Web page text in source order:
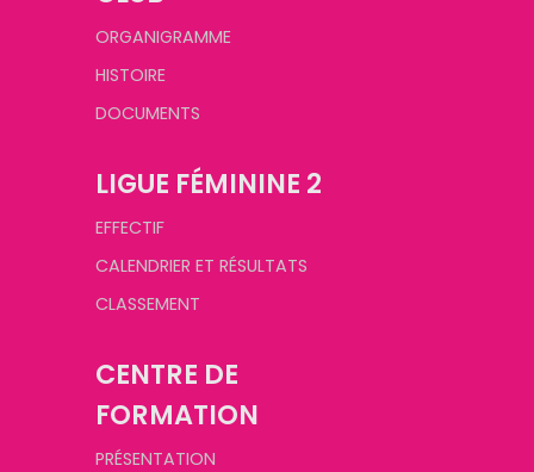
ORGANIGRAMME
HISTOIRE
DOCUMENTS
LIGUE FÉMININE 2
EFFECTIF
CALENDRIER ET RÉSULTATS
CLASSEMENT
CENTRE DE
FORMATION
PRÉSENTATION